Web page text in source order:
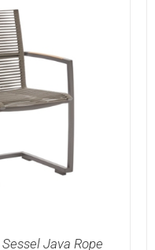
Java Rope